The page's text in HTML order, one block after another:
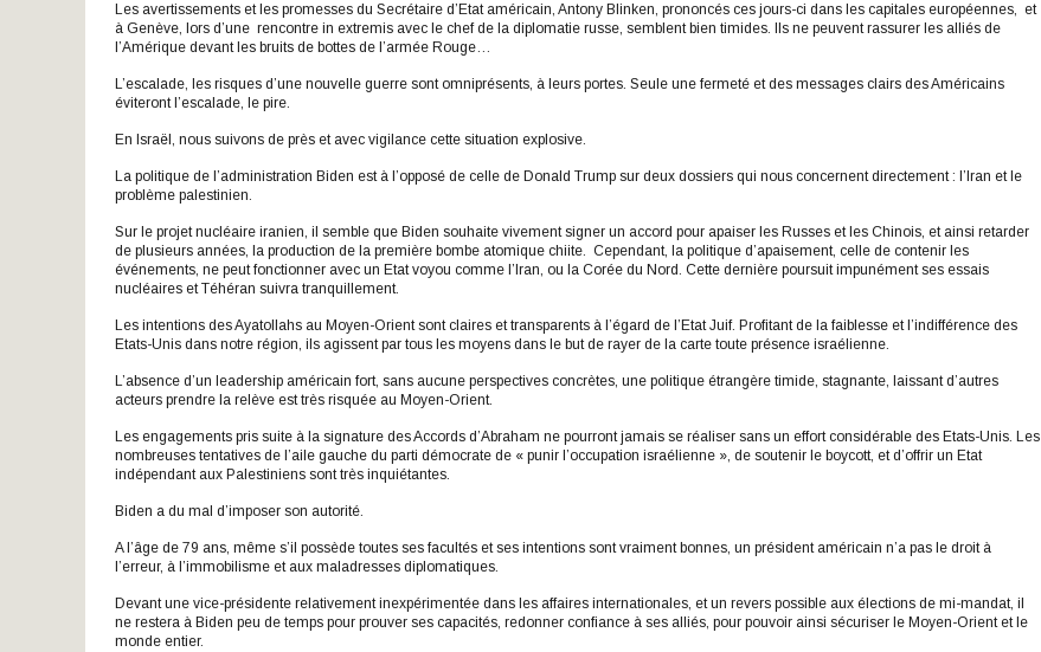
Les avertissements et les promesses du Secrétaire d’Etat américain, Antony Blinken, prononcés ces jours-ci dans les capitales européennes, et
à Genève, lors d’une rencontre in extremis avec le chef de la diplomatie russe, semblent bien timides. Ils ne peuvent rassurer les alliés de
l’Amérique devant les bruits de bottes de l’armée Rouge…
L’escalade, les risques d’une nouvelle guerre sont omniprésents, à leurs portes. Seule une fermeté et des messages clairs des Américains
éviteront l’escalade, le pire.
En Israël, nous suivons de près et avec vigilance cette situation explosive.
La politique de l’administration Biden est à l’opposé de celle de Donald Trump sur deux dossiers qui nous concernent directement : l’Iran et le
problème palestinien.
Sur le projet nucléaire iranien, il semble que Biden souhaite vivement signer un accord pour apaiser les Russes et les Chinois, et ainsi retarder
de plusieurs années, la production de la première bombe atomique chiite. Cependant, la politique d’apaisement, celle de contenir les
événements, ne peut fonctionner avec un Etat voyou comme l’Iran, ou la Corée du Nord. Cette dernière poursuit impunément ses essais
nucléaires et Téhéran suivra tranquillement.
Les intentions des Ayatollahs au Moyen-Orient sont claires et transparents à l’égard de l’Etat Juif. Profitant de la faiblesse et l’indifférence des
Etats-Unis dans notre région, ils agissent par tous les moyens dans le but de rayer de la carte toute présence israélienne.
L’absence d’un leadership américain fort, sans aucune perspectives concrètes, une politique étrangère timide, stagnante, laissant d’autres
acteurs prendre la relève est très risquée au Moyen-Orient.
Les engagements pris suite à la signature des Accords d’Abraham ne pourront jamais se réaliser sans un effort considérable des Etats-Unis. Les
nombreuses tentatives de l’aile gauche du parti démocrate de « punir l’occupation israélienne », de soutenir le boycott, et d’offrir un Etat
indépendant aux Palestiniens sont très inquiétantes.
Biden a du mal d’imposer son autorité.
A l’âge de 79 ans, même s’il possède toutes ses facultés et ses intentions sont vraiment bonnes, un président américain n’a pas le droit à
l’erreur, à l’immobilisme et aux maladresses diplomatiques.
Devant une vice-présidente relativement inexpérimentée dans les affaires internationales, et un revers possible aux élections de mi-mandat, il
ne restera à Biden peu de temps pour prouver ses capacités, redonner confiance à ses alliés, pour pouvoir ainsi sécuriser le Moyen-Orient et le
monde entier.